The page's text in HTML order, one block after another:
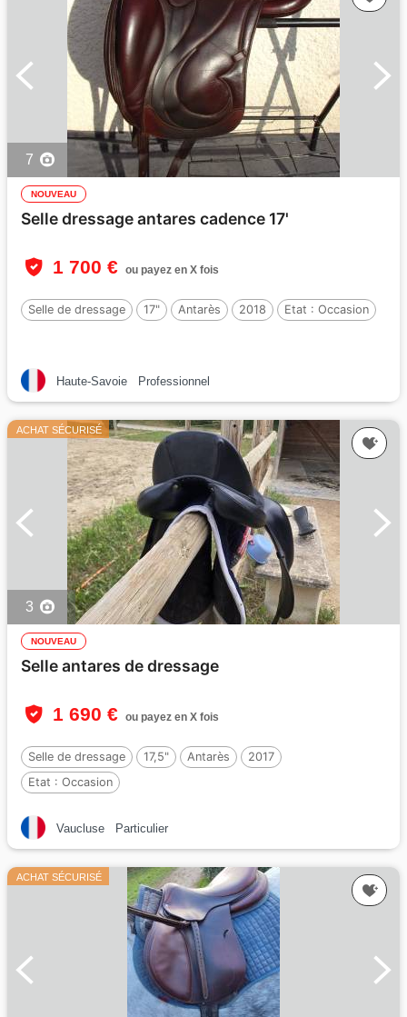
7
NOUVEAU
Selle dressage antares cadence 17'
1 700 € ou payez en X fois
Selle de dressage 17" Antarès 2018 Etat : Occasion
Haute-Savoie Professionnel
ACHAT SÉCURISÉ
3
NOUVEAU
Selle antares de dressage
1 690 € ou payez en X fois
Selle de dressage 17,5" Antarès
2017
Etat : Occasion
Vaucluse Particulier
ACHAT SÉCURISÉ